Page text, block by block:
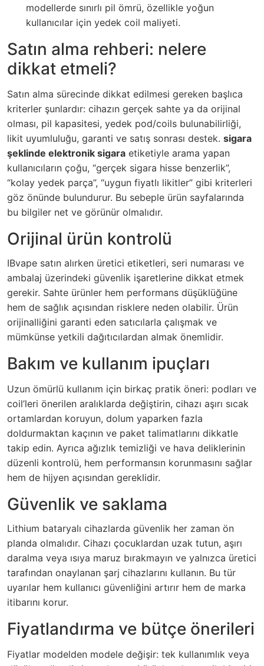
modellerde sınırlı pil ömrü, özellikle yoğun
kullanıcılar için yedek coil maliyeti.
Satın alma rehberi: nelere
dikkat etmeli?
Satın alma sürecinde dikkat edilmesi gereken başlıca
kriterler şunlardır: cihazın gerçek sahte ya da orijinal
olması, pil kapasitesi, yedek pod/coils bulunabilirliği,
likit uyumluluğu, garanti ve satış sonrası destek. sigara
şeklinde elektronik sigara etiketiyle arama yapan
kullanıcıların çoğu, “gerçek sigara hisse benzerlik”,
“kolay yedek parça”, “uygun fiyatlı likitler” gibi kriterleri
göz önünde bulundurur. Bu sebeple ürün sayfalarında
bu bilgiler net ve görünür olmalıdır.
Orijinal ürün kontrolü
IBvape satın alırken üretici etiketleri, seri numarası ve
ambalaj üzerindeki güvenlik işaretlerine dikkat etmek
gerekir. Sahte ürünler hem performans düşüklüğüne
hem de sağlık açısından risklere neden olabilir. Ürün
orijinalliğini garanti eden satıcılarla çalışmak ve
mümkünse yetkili dağıtıcılardan almak önemlidir.
Bakım ve kullanım ipuçları
Uzun ömürlü kullanım için birkaç pratik öneri: podları ve
coil’leri önerilen aralıklarda değiştirin, cihazı aşırı sıcak
ortamlardan koruyun, dolum yaparken fazla
doldurmaktan kaçının ve paket talimatlarını dikkatle
takip edin. Ayrıca ağızlık temizliği ve hava deliklerinin
düzenli kontrolü, hem performansın korunmasını sağlar
hem de hijyen açısından gereklidir.
Güvenlik ve saklama
Lithium bataryalı cihazlarda güvenlik her zaman ön
planda olmalıdır. Cihazı çocuklardan uzak tutun, aşırı
daralma veya ısıya maruz bırakmayın ve yalnızca üretici
tarafından onaylanan şarj cihazlarını kullanın. Bu tür
uyarılar hem kullanıcı güvenliğini artırır hem de marka
itibarını korur.
Fiyatlandırma ve bütçe önerileri
Fiyatlar modelden modele değişir: tek kullanımlık veya